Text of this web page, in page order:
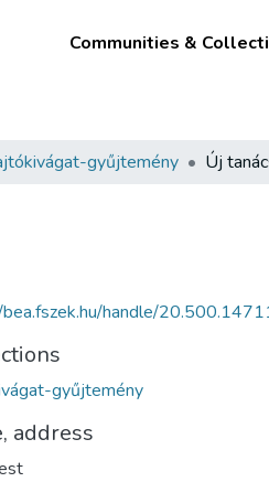
Communities &
gyűjtemény Új
handle/
gyűjtemény
address